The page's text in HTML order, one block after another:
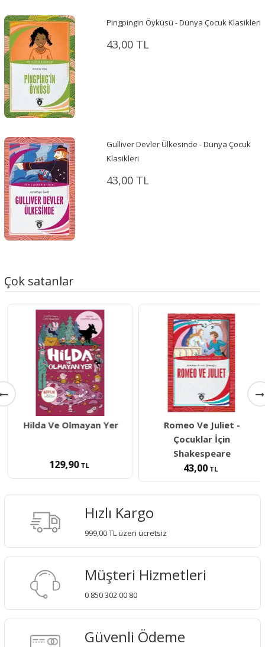
Pingpingin Öyküsü - Dünya Çocuk Klasikleri
43,00 TL
Gulliver Devler Ülkesinde - Dünya Çocuk
Klasikleri
43,00 TL
Çok satanlar
Hilda Ve Olmayan Yer
129,90TL
Romeo Ve Juliet -
Çocuklar İçin
Shakespeare
43,00TL
Hızlı Kargo
999,00 TL üzeri ücretsiz
Müşteri Hizmetleri
0 850 302 00 80
Güvenli Ödeme